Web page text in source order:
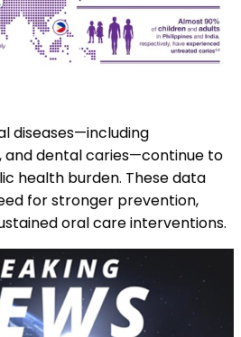
diseases—including
and dental caries—continue to
health burden. These data
for stronger prevention,
oral care interventions.